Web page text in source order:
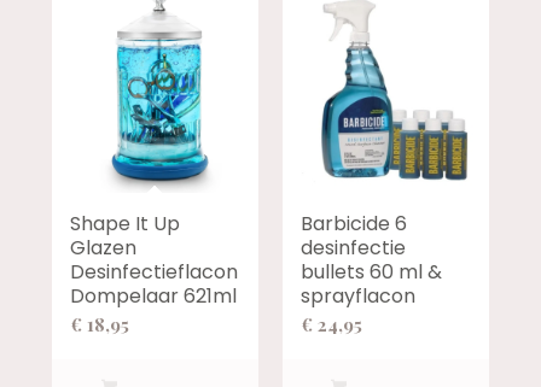
Shape It Up
Glazen
Desinfectieflacon
Dompelaar 621ml
€ 18,95
Barbicide 6
desinfectie
bullets 60 ml &
sprayflacon
€ 24,95